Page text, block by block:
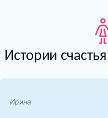
Истории
Ирина